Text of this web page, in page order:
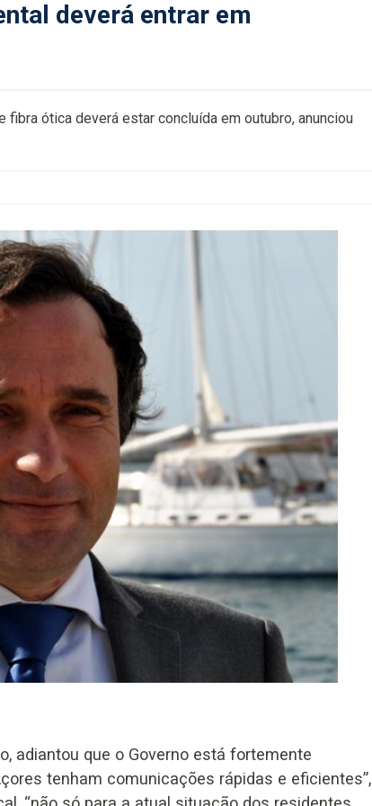
deverá entrar em
ótica deverá estar concluída em outubro, anunciou
adiantou que o Governo está fortemente
tenham comunicações rápidas e eficientes”,